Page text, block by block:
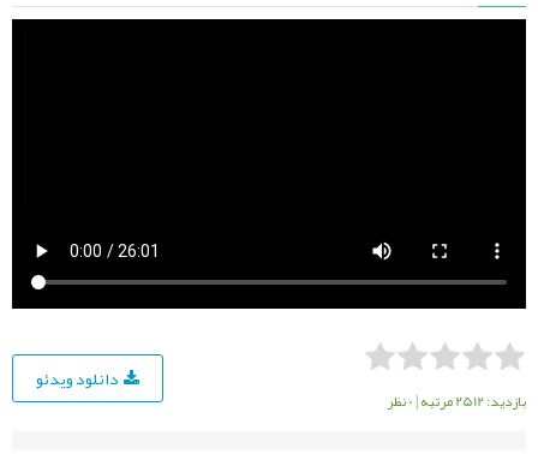
بازدید: 2512 مرتبه |0 نظر
دانلود ویدئو